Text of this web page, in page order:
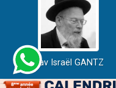
Rav Israël GANTZ